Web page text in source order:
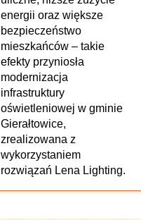
energii oraz większe
bezpieczeństwo
mieszkańców – takie
efekty przyniosła
modernizacja
infrastruktury
oświetleniowej w gminie
Gierałtowice,
zrealizowana z
wykorzystaniem
rozwiązań Lena Lighting.